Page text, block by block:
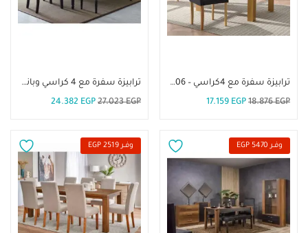
ترابيزة سفرة مع 4كراسي – DIR06
18.876EGP
17.159 EGP
ترابيزة سفرة مع 4 كراسي وبانكيت-DIR 20
27.023EGP
24.382 EGP
وفــر 5470 EGP وفــر 2519 EGP